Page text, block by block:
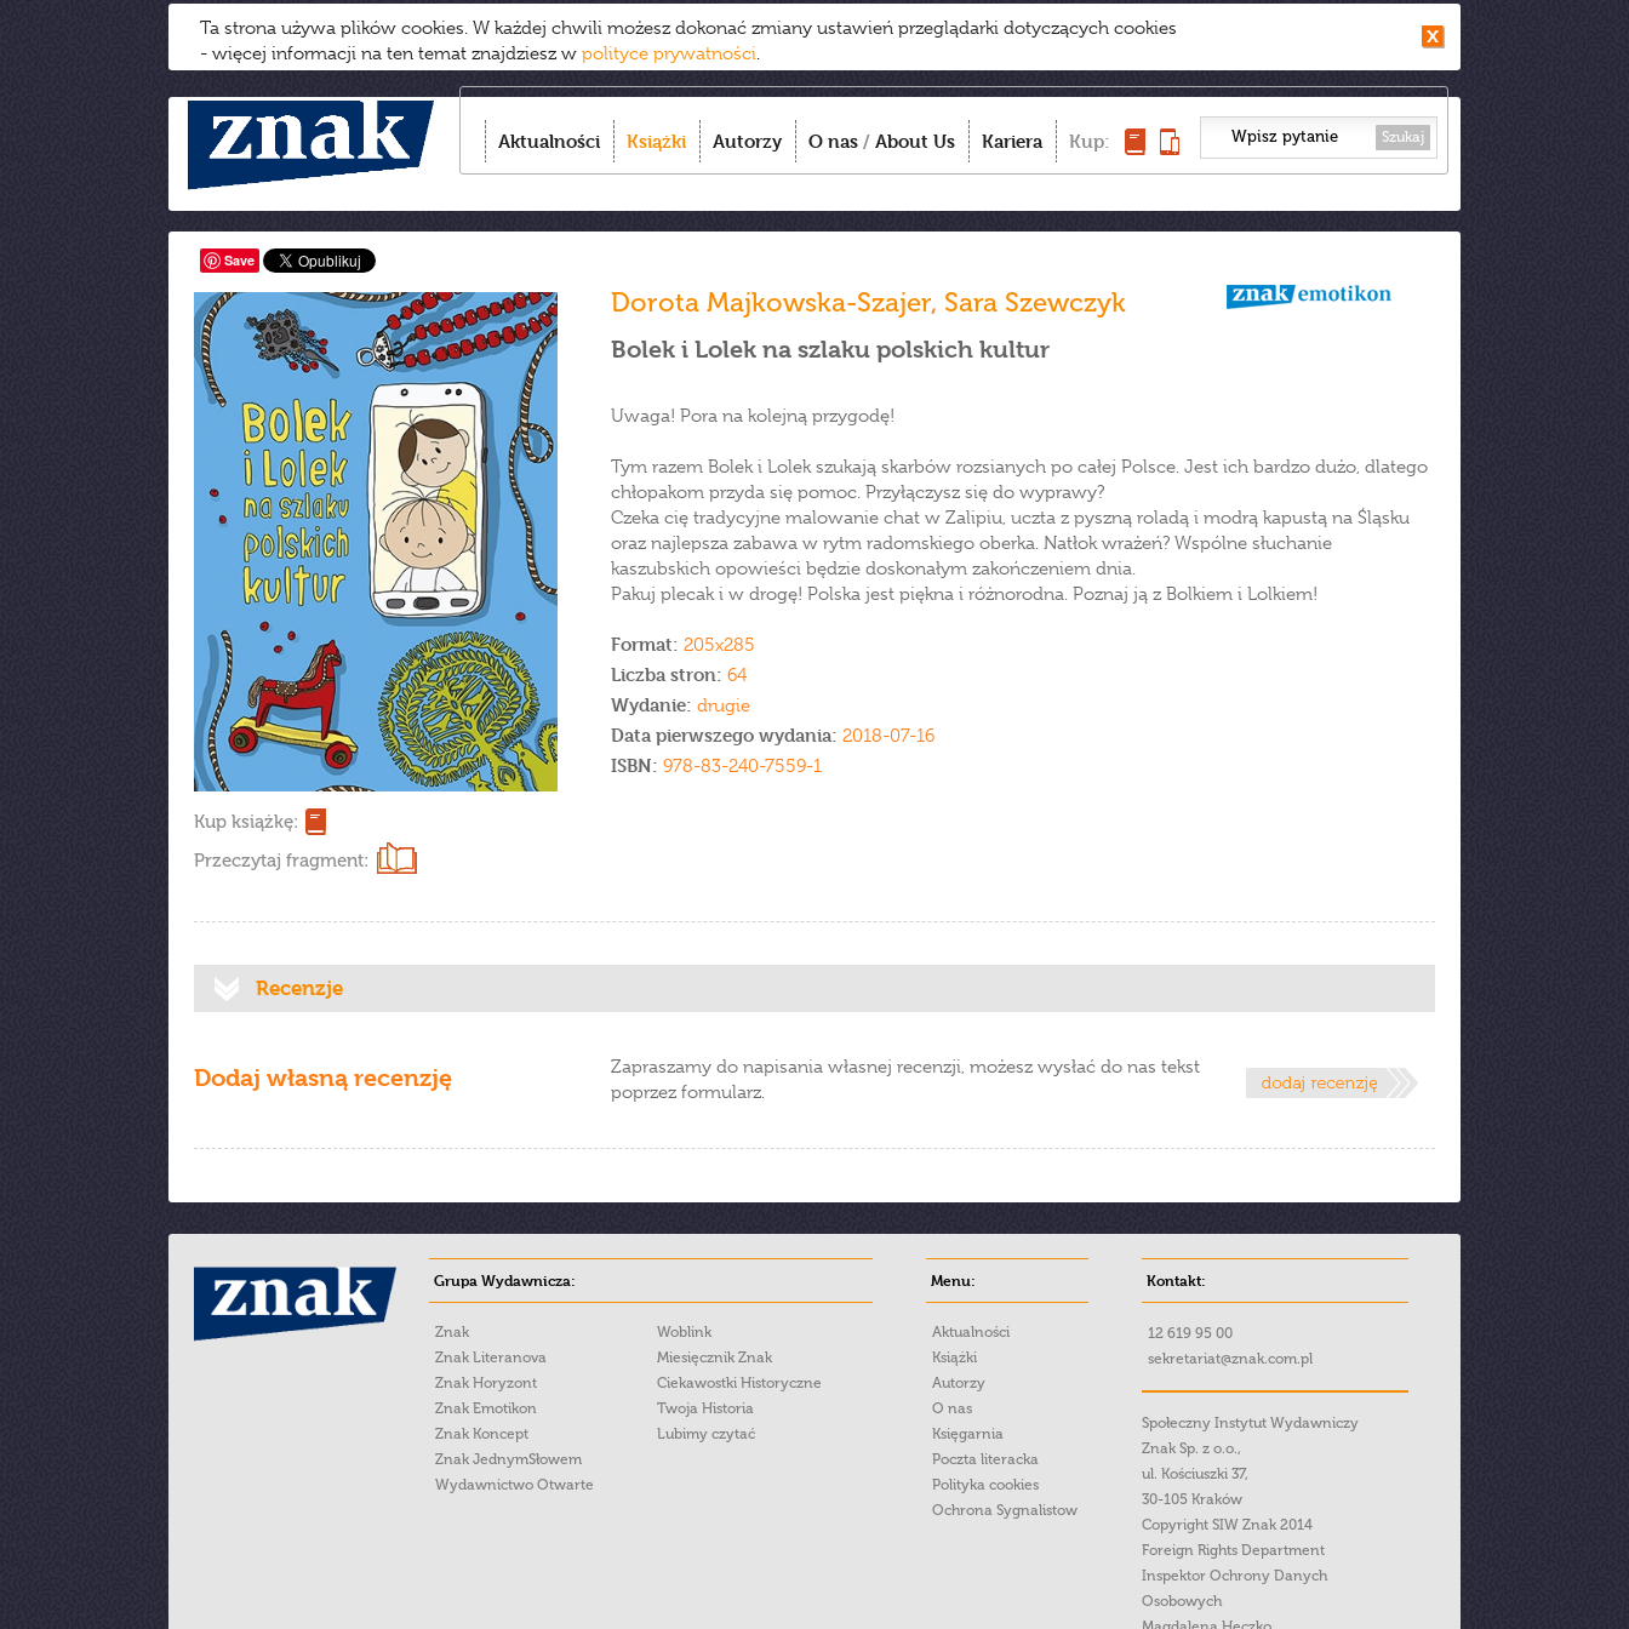
Ta strona używa plików cookies. W każdej chwili możesz dokonać zmiany ustawień przeglądarki dotyczących cookies
- więcej informacji na ten temat znajdziesz w polityce prywatności.
Aktualności Książki Autorzy O nas / About Us Kariera Kup: Szukaj
Save
Kup książkę:
Przeczytaj fragment:
Dorota Majkowska-Szajer, Sara Szewczyk
Bolek i Lolek na szlaku polskich kultur
Uwaga! Pora na kolejną przygodę!
Tym razem Bolek i Lolek szukają skarbów rozsianych po całej Polsce. Jest ich bardzo dużo, dlatego
chłopakom przyda się pomoc. Przyłączysz się do wyprawy?
Czeka cię tradycyjne malowanie chat w Zalipiu, uczta z pyszną roladą i modrą kapustą na Śląsku
oraz najlepsza zabawa w rytm radomskiego oberka. Natłok wrażeń? Wspólne słuchanie
kaszubskich opowieści będzie doskonałym zakończeniem dnia.
Pakuj plecak i w drogę! Polska jest piękna i różnorodna. Poznaj ją z Bolkiem i Lolkiem!
Format: 205x285
Liczba stron: 64
Wydanie: drugie
Data pierwszego wydania: 2018-07-16
ISBN: 978-83-240-7559-1
Recenzje
Dodaj własną recenzję
Zapraszamy do napisania własnej recenzji, możesz wysłać do nas tekst
poprzez formularz.
Grupa Wydawnicza:
Znak
Znak Literanova
Znak Horyzont
Znak Emotikon
Znak Koncept
Znak JednymSłowem
Wydawnictwo Otwarte
Woblink
Miesięcznik Znak
Ciekawostki Historyczne
Twoja Historia
Lubimy czytać
Menu:
Aktualności
Książki
Autorzy
O nas
Księgarnia
Poczta literacka
Polityka cookies
Ochrona Sygnalistow
Kontakt:
12 619 95 00
sekretariat@znak.com.pl
Społeczny Instytut Wydawniczy
Znak Sp. z o.o.,
ul. Kościuszki 37,
30-105 Kraków
Copyright SIW Znak 2014
Foreign Rights Department
Inspektor Ochrony Danych
Osobowych